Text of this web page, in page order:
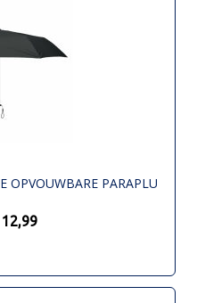
OPVOUWBARE PARAPLU